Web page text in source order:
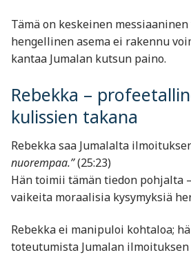
Tämä on keskeinen
hengellinen asema ei rakennu
kantaa Jumalan kutsun paino.
Rebekka –
kulissien takana
Rebekka saa Jumalalta
nuorempaa.”(25:23)
Hän toimii tämän tiedon pohjalta
vaikeita moraalisia kysymyksiä
Rebekka ei manipuloi kohtaloa;
toteutumista Jumalan